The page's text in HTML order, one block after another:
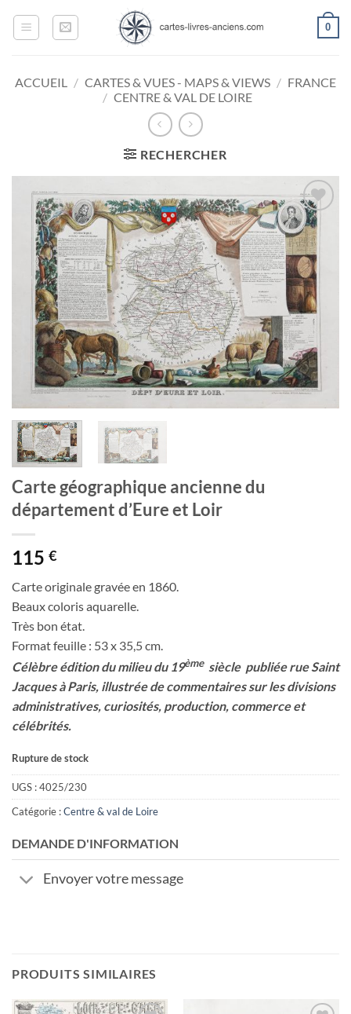
0
ACCUEIL / CARTES & VUES - MAPS & VIEWS / FRANCE
/ CENTRE & VAL DE LOIRE
RECHERCHER
Ajouter
à la
wishlist
Carte géographique ancienne du
département d’Eure et Loir
115 €
Carte originale gravée en 1860.
Beaux coloris aquarelle.
Très bon état.
Format feuille : 53 x 35,5 cm.
Célèbre édition du milieu du 19èmesiècle publiée rue Saint
Jacques à Paris, illustrée de commentaires sur les divisions
administratives, curiosités, production, commerce et
célébrités.
Rupture de stock
UGS :4025/230
Catégorie :Centre & val de Loire
DEMANDE D'INFORMATION
Envoyer votre message
PRODUITS SIMILAIRES